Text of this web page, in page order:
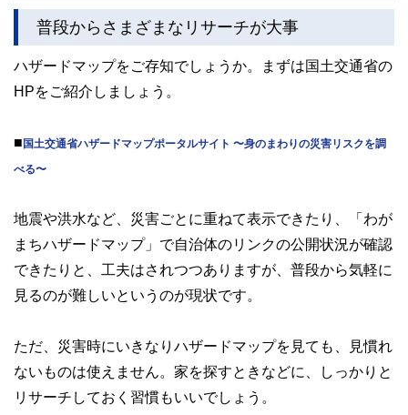
ます。
普段からさまざまなリサーチが大事
ハザードマップをご存知でしょうか。まずは国土交通省の
HPをご紹介しましょう。
■ 国土交通省ハザードマップポータルサイト 〜身のまわりの災害リスクを調
べる〜
地震や洪水など、災害ごとに重ねて表示できたり、「わが
まちハザードマップ」で自治体のリンクの公開状況が確認
できたりと、工夫はされつつありますが、普段から気軽に
見るのが難しいというのが現状です。
ただ、災害時にいきなりハザードマップを見ても、見慣れ
ないものは使えません。家を探すときなどに、しっかりと
リサーチしておく習慣もいいでしょう。